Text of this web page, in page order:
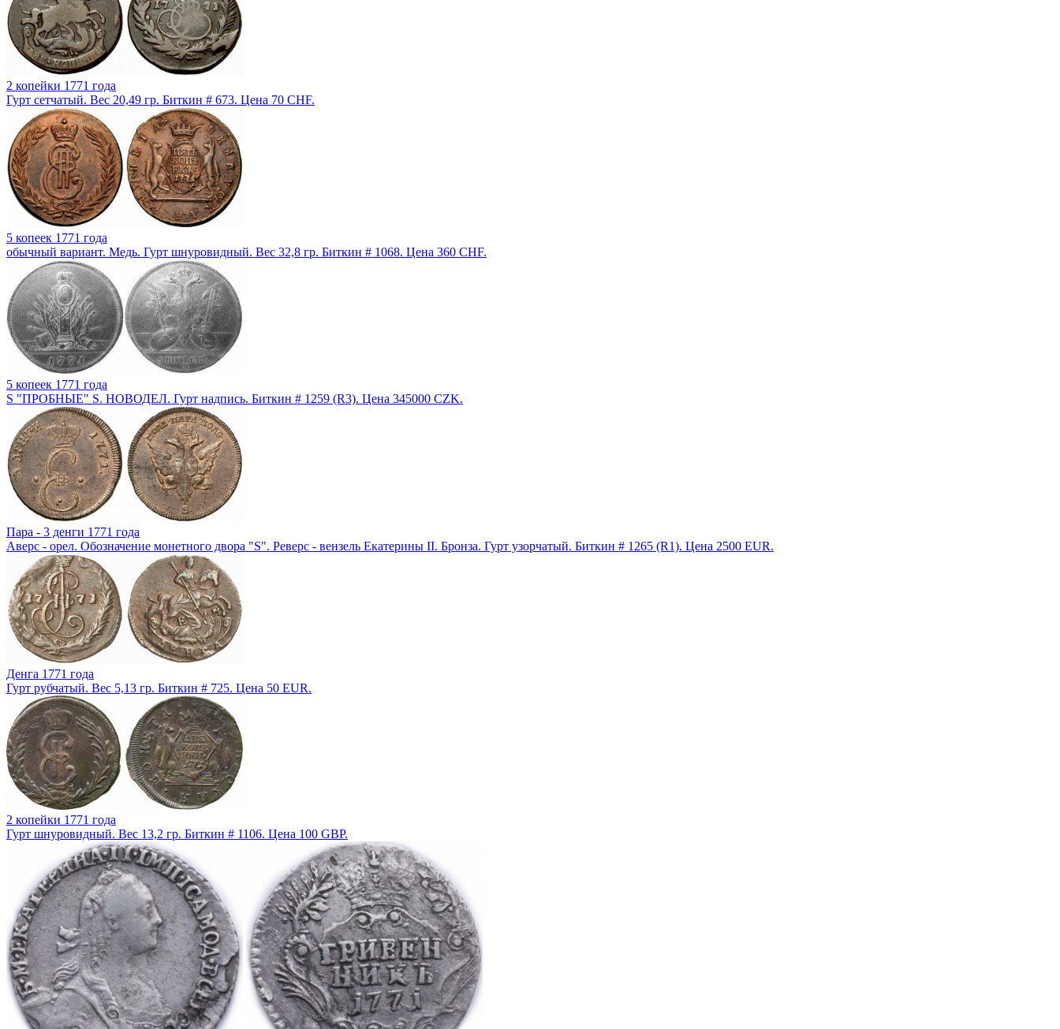
2 копейки 1771 года
Гурт сетчатый. Вес 20,49 гр. Биткин # 673. Цена 70 CHF.
5 копеек 1771 года
обычный вариант. Медь. Гурт шнуровидный. Вес 32,8 гр. Биткин # 1068. Цена 360 CHF.
5 копеек 1771 года
S "ПРОБНЫЕ" S. НОВОДЕЛ. Гурт надпись. Биткин # 1259 (R3). Цена 345000 CZK.
Пара - 3 денги 1771 года
Аверс - орел. Обозначение монетного двора "S". Реверс - вензель Екатерины II. Бронза. Гурт узорчатый. Биткин # 1265 (R1). Цена 2500 EUR.
Денга 1771 года
Гурт рубчатый. Вес 5,13 гр. Биткин # 725. Цена 50 EUR.
2 копейки 1771 года
Гурт шнуровидный. Вес 13,2 гр. Биткин # 1106. Цена 100 GBP.